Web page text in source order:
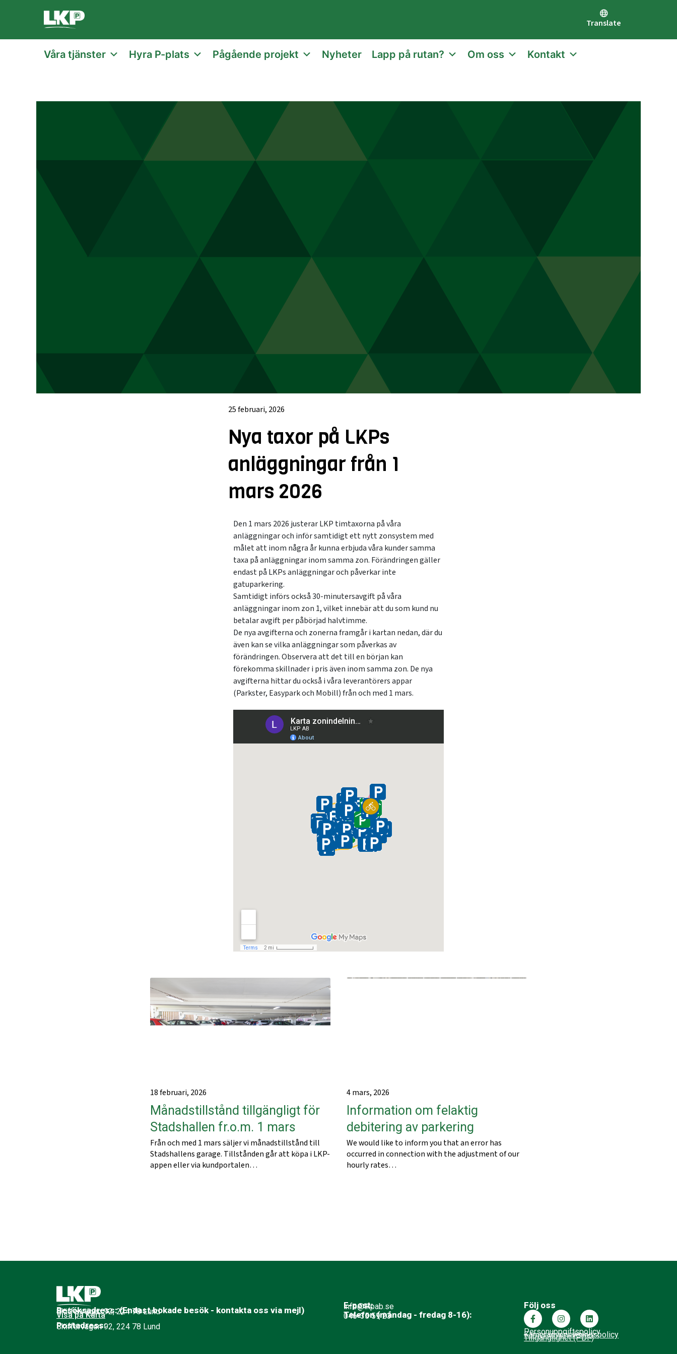
Translate
Våra tjänster Hyra P-plats Pågående projekt Nyheter Lapp på rutan? Om oss Kontakt
25 februari, 2026
Nya taxor på LKPs
anläggningar från 1
mars 2026
Den 1 mars 2026 justerar LKP timtaxorna på våra
anläggningar och inför samtidigt ett nytt zonsystem med
målet att inom några år kunna erbjuda våra kunder samma
taxa på anläggningar inom samma zon. Förändringen gäller
endast på LKPs anläggningar och påverkar inte
gatuparkering.
Samtidigt införs också 30-minutersavgift på våra
anläggningar inom zon 1, vilket innebär att du som kund nu
betalar avgift per påbörjad halvtimme.
De nya avgifterna och zonerna framgår i kartan nedan, där du
även kan se vilka anläggningar som påverkas av
förändringen. Observera att det till en början kan
förekomma skillnader i pris även inom samma zon. De nya
avgifterna hittar du också i våra leverantörers appar
(Parkster, Easypark och Mobill) från och med 1 mars.
18 februari, 2026
Månadstillstånd tillgängligt för
Stadshallen fr.o.m. 1 mars
Från och med 1 mars säljer vi månadstillstånd till
Stadshallens garage. Tillstånden går att köpa i LKP-
appen eller via kundportalen…
4 mars, 2026
Information om felaktig
debitering av parkering
We would like to inform you that an error has
occurred in connection with the adjustment of our
hourly rates…
Besöksadress: (Endast bokade besök - kontakta oss via mejl)
Skiffervägen 92, 224 78 Lund
Visa på Karta
Postadress:
Skiffervägen 92, 224 78 Lund
E-post:
info@lkpab.se
Telefon (måndag - fredag 8-16):
046-35 59 23
Följ oss
Personuppgiftspolicy
Kameraövervakningspolicy
Tillgänglighet (PDF)